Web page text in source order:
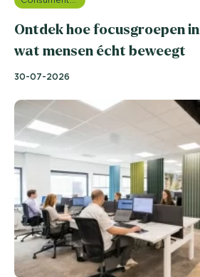
Ontdek hoe focusgroepen
wat mensen écht beweegt
30-07-2026